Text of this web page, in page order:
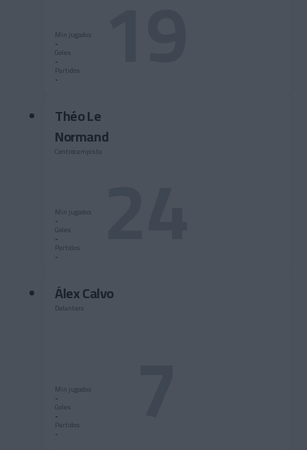
Min jugados
-
Goles
-
Partidos
-
Théo Le
Normand
Centrocampista
Min jugados
-
Goles
-
Partidos
-
Álex Calvo
Delantero
Min jugados
-
Goles
-
Partidos
-